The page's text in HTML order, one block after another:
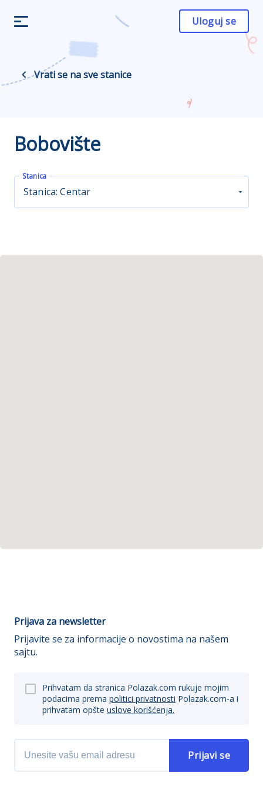
Uloguj se
Vrati se na sve stanice
Bobovište
Stanica
Stanica: Centar
Prijava za newsletter
Prijavite se za informacije o novostima na našem
sajtu.
Prihvatam da stranica Polazak.com rukuje mojim
podacima prema politici privatnosti Polazak.com-a i
prihvatam opšte uslove korišćenja.
Prijavi se